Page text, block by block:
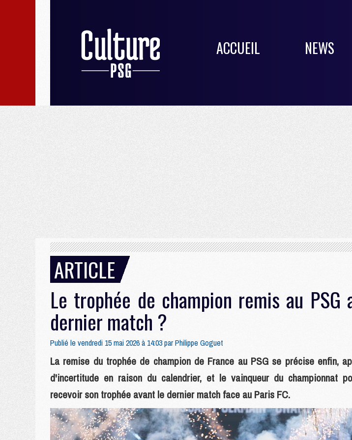
ACCUEIL NEWS
ARTICLE
Le trophée de champion remis au PSG
dernier match ?
Publié le vendredi 15 mai 2026 à 14:03 parPhilippe Goguet
La remise du trophée de champion de France au PSG se précise enfin,
d'incertitude en raison du calendrier, et le vainqueur du championnat
recevoir son trophée avant le dernier match face au Paris FC.